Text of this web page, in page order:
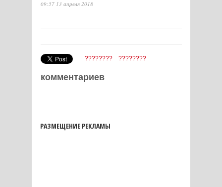
09:57 13 апреля 2018
???????? ????????
комментариев
РАЗМЕЩЕНИЕ РЕКЛАМЫ